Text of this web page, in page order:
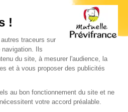
!
du
traceurs sur
navigation. Ils
du site, à mesurer l'audience, la
et à vous proposer des publicités
au bon fonctionnement du site et ne
votre accord préalable.
pour les agents
Hospitalière
à notre mutuelle
solidaires et responsables
de questionnaire médical